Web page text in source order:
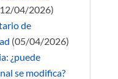
04/2026)
de
(05/04/2026)
¿puede
se modifica?